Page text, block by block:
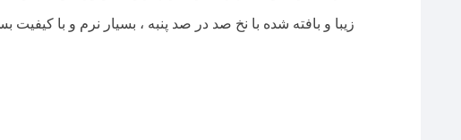
زیبا و بافته شده با نخ صد در صد پنبه ، بسیار نرم و با کیفیت